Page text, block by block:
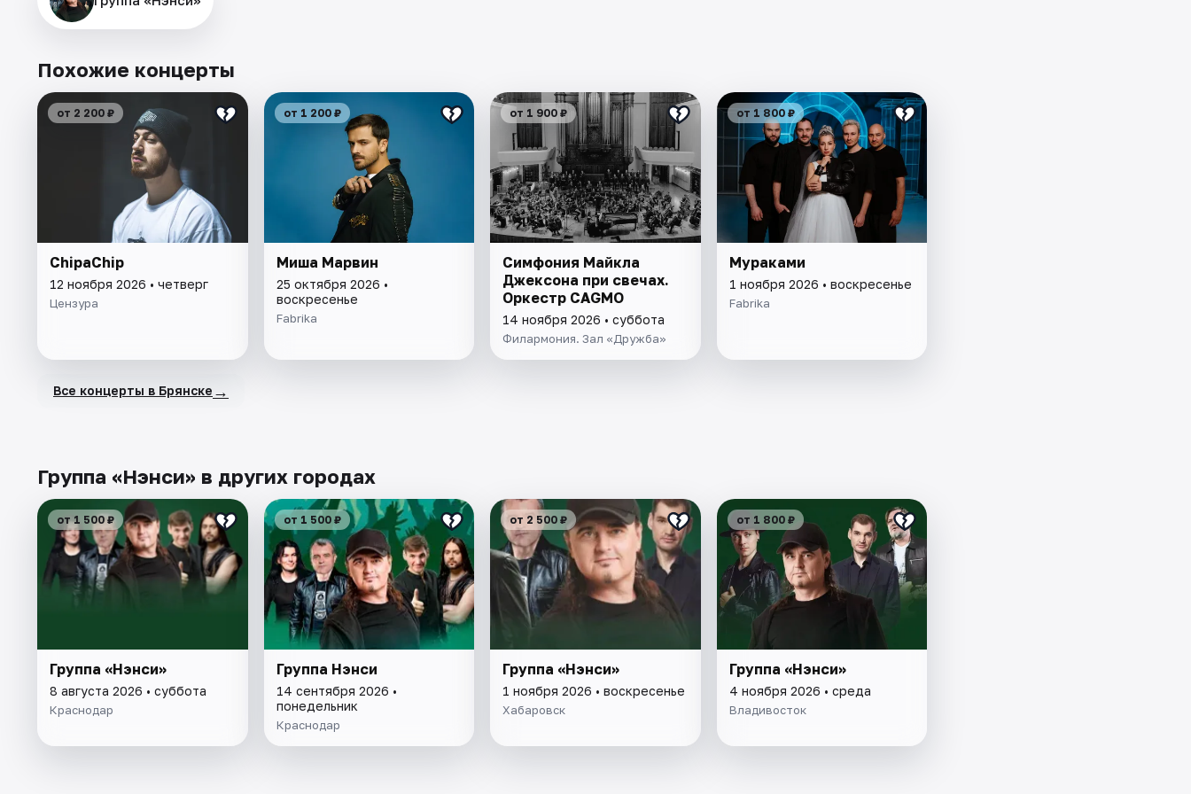
Похожие концерты
от 2 200 ₽
ChipaChip
12 ноября 2026 • четверг
Цензура
от 1 200 ₽
Миша Марвин
25 октября 2026 •
воскресенье
Fabrika
от 1 900 ₽
Симфония Майкла
Джексона при свечах.
Оркестр CAGMO
14 ноября 2026 • суббота
Филармония. Зал «Дружба»
от 1 800 ₽
Мураками
1 ноября 2026 • воскресенье
Fabrika
Все концерты в Брянске →
Группа «Нэнси» в других городах
от 1 500 ₽
Группа «Нэнси»
8 августа 2026 • суббота
Краснодар
от 1 500 ₽
Группа Нэнси
14 сентября 2026 •
понедельник
Краснодар
от 2 500 ₽
Группа «Нэнси»
1 ноября 2026 • воскресенье
Хабаровск
от 1 800 ₽
Группа «Нэнси»
4 ноября 2026 • среда
Владивосток